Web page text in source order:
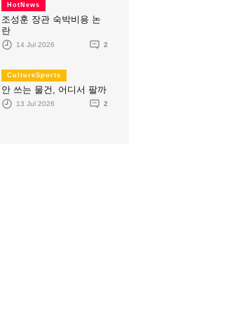
HotNews
조성훈 장관 숙박비용 논
란
14 Jul 2026 2
CultureSports
안 쓰는 물건, 어디서 팔까
13 Jul 2026 2